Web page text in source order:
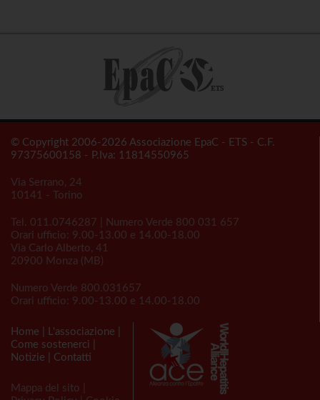
© Copyright 2006-2026 Associazione EpaC - ETS - C.F.
97375600158 - P.Iva: 11814550965
Via Serrano, 24
10141 - Torino
Tel. 011.0746287 | Numero Verde 800 031 657
Orari ufficio: 9.00-13.00 e 14.00-18.00
Via Carlo Alberto, 41
20900 Monza (MB)
Numero Verde 800.031657
Orari ufficio: 9.00-13.00 e 14.00-18.00
Home L'associazione
Come sostenerci
Notizie
Contatti
Mappa del sito